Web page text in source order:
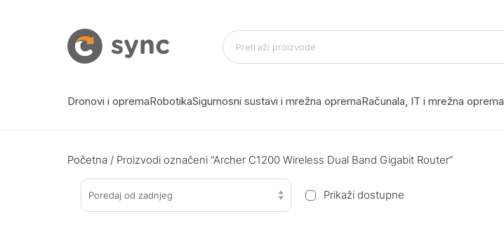
Dronovi i opremaRobotikaSigurnosni sustavi i mrežna opremaRačunala, IT i mrežna oprema
Početna / Proizvodi označeni “Archer C1200 Wireless Dual Band Gigabit Router”
Poredaj od zadnjeg Prikaži dostupne